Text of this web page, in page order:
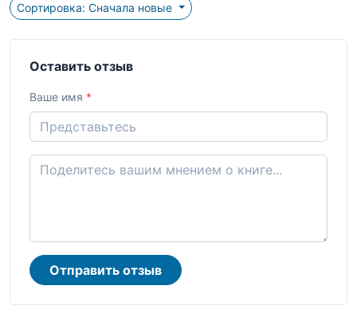
Сортировка: Сначала новые
Оставить отзыв
Ваше имя *
Отправить отзыв